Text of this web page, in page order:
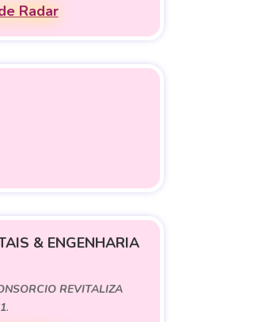
Radar
& ENGENHARIA
REVITALIZA
.